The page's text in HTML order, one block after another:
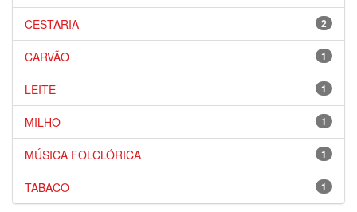
2
CESTARIA
1
CARVÃO
1
LEITE
1
MILHO
1
MÚSICA FOLCLÓRICA
1
TABACO